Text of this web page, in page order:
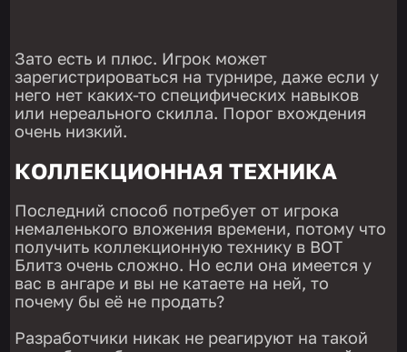
Зато есть и плюс. Игрок может
зарегистрироваться на турнире, даже если у
него нет каких-то специфических навыков
или нереального скилла. Порог вхождения
очень низкий.
КОЛЛЕКЦИОННАЯ ТЕХНИКА
Последний способ потребует от игрока
немаленького вложения времени, потому что
получить коллекционную технику в ВОТ
Блитз очень сложно. Но если она имеется у
вас в ангаре и вы не катаете на ней, то
почему бы её не продать?
Разработчики никак не реагируют на такой